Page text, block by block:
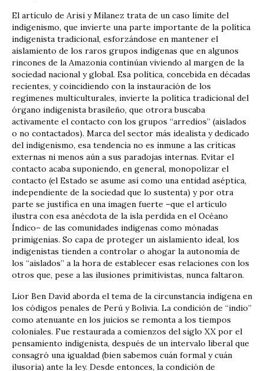
El artículo de Arisi y Milanez trata de un caso límite del
indigenismo, que invierte una parte importante de la política
indigenista tradicional, esforzándose en mantener el
aislamiento de los raros grupos indígenas que en algunos
rincones de la Amazonia continúan viviendo al margen de la
sociedad nacional y global. Esa política, concebida en décadas
recientes, y coincidiendo con la instauración de los
regímenes multiculturales, invierte la política tradicional del
órgano indigenista brasileño, que otrora buscaba
activamente el contacto con los grupos “arredios” (aislados
o no contactados). Marca del sector más idealista y dedicado
del indigenismo, esa tendencia no es inmune a las críticas
externas ni menos aún a sus paradojas internas. Evitar el
contacto acaba suponiendo, en general, monopolizar el
contacto (el Estado se asume así como una entidad aséptica,
independiente de la sociedad que lo sustenta) y por otra
parte se justifica en una imagen fuerte –que el artículo
ilustra con esa anécdota de la isla perdida en el Océano
Índico– de las comunidades indígenas como mónadas
primigenias. So capa de proteger un aislamiento ideal, los
indigenistas tienden a controlar o ahogar la autonomía de
los “aislados” a la hora de establecer esas relaciones con los
otros que, pese a las ilusiones primitivistas, nunca faltaron.
Lior Ben David aborda el tema de la circunstancia indígena en
los códigos penales de Perú y Bolivia. La condición de “indio”
como atenuante en los juicios se remonta a los tiempos
coloniales. Fue restaurada a comienzos del siglo XX por el
pensamiento indigenista, después de un intervalo liberal que
consagró una igualdad (bien sabemos cuán formal y cuán
ilusoria) ante la ley. Desde entonces, la condición de